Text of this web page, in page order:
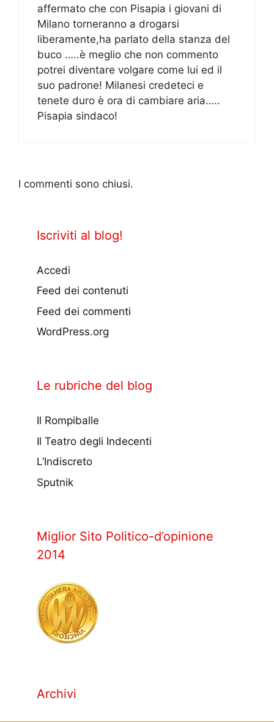
affermato che con Pisapia i giovani di
Milano torneranno a drogarsi
liberamente,ha parlato della stanza del
buco …..è meglio che non commento
potrei diventare volgare come lui ed il
suo padrone! Milanesi credeteci e
tenete duro è ora di cambiare aria…..
Pisapia sindaco!
I commenti sono chiusi.
Iscriviti al blog!
Accedi
Feed dei contenuti
Feed dei commenti
WordPress.org
Le rubriche del blog
Il Rompiballe
Il Teatro degli Indecenti
L’Indiscreto
Sputnik
Miglior Sito Politico-d’opinione
2014
Archivi